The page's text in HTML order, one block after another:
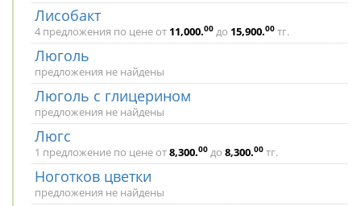
Лисобакт
4 предложения по цене от 11,000.00 до 15,900.00 тг.
Люголь
предложения не найдены
Люголь с глицерином
предложения не найдены
Люгс
1 предложение по цене от8,300.00 до 8,300.00 тг.
Ноготков цветки
предложения не найдены